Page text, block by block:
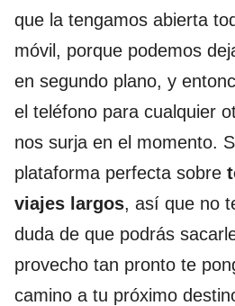
que la tengamos abierta
móvil, porque podemos
en segundo plano, y
el teléfono para cualquier
nos surja en el momento.
plataforma perfecta sobre
viajes largos, así que no
duda de que podrás
provecho tan pronto te
camino a tu próximo